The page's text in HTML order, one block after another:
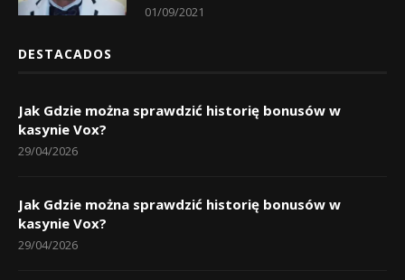
01/09/2021
DESTACADOS
Jak Gdzie można sprawdzić historię bonusów w
kasynie Vox?
29/04/2026
Jak Gdzie można sprawdzić historię bonusów w
kasynie Vox?
29/04/2026